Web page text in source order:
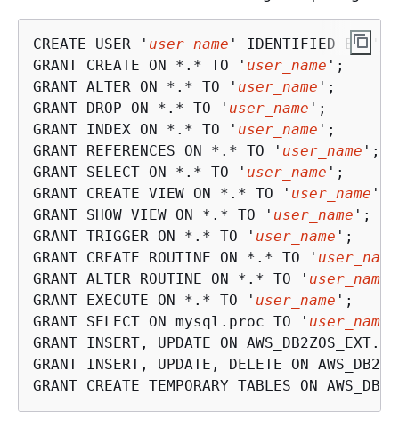
CREATE USER ' user_name ' IDENTIFIED BY '
GRANT CREATE ON *.* TO ' user_name ';
GRANT ALTER ON *.* TO ' user_name ';
GRANT DROP ON *.* TO ' user_name ';
GRANT INDEX ON *.* TO ' user_name ';
GRANT REFERENCES ON *.* TO ' user_name ';
GRANT SELECT ON *.* TO ' user_name ';
GRANT CREATE VIEW ON *.* TO ' user_name ';
GRANT SHOW VIEW ON *.* TO ' user_name ';
GRANT TRIGGER ON *.* TO ' user_name ';
GRANT CREATE ROUTINE ON *.* TO ' user_name
GRANT ALTER ROUTINE ON *.* TO ' user_name
GRANT EXECUTE ON *.* TO ' user_name ';
GRANT SELECT ON mysql.proc TO ' user_name
GRANT INSERT, UPDATE ON
GRANT INSERT, UPDATE, DELETE ON
GRANT CREATE TEMPORARY TABLES ON